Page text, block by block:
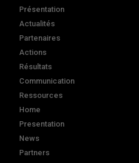
Présentation
Actualités
Partenaires
Actions
Résultats
Communication
Ressources
Home
Presentation
News
Partners